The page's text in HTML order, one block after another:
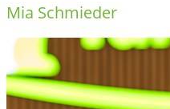
Mia Schmieder